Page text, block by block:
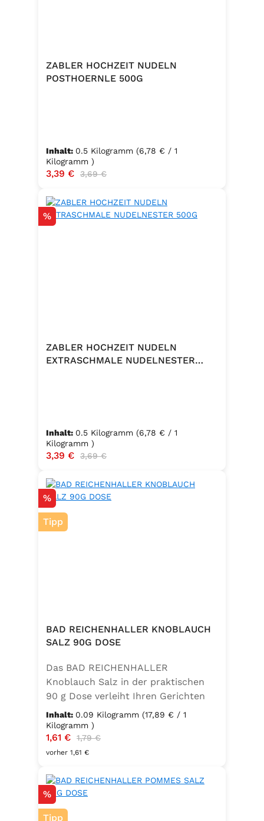
ZABLER HOCHZEIT NUDELN
POSTHOERNLE 500G
Inhalt: 0.5 Kilogramm (6,78 € / 1
Kilogramm )
Verkaufspreis:
3,39 € Regulärer Preis:
3,69 €
Rabatt
%
ZABLER HOCHZEIT NUDELN
EXTRASCHMALE NUDELNESTER
Inhalt: 0.5 Kilogramm (6,78 € / 1
Kilogramm )
Verkaufspreis:
3,39 € Regulärer Preis:
3,69 €
Rabatt
%
Tipp
BAD REICHENHALLER KNOBLAUCH
SALZ 90G DOSE
Das BAD REICHENHALLER
Knoblauch Salz in der praktischen
90 g Dose verleiht Ihren Gerichten
einen vollmundigen, aromatischen
Knoblauchgeschmack. Hergestellt
ohne Geschmacksverstärker, zu 100
% vegan und glutenfrei – ideal für
zum Würzen von Pasta, Fleisch,
Fisch, Gemüse und mediterranen
Speisen. Zutaten:Siedesalz, 10 %
Inhalt: 0.09 Kilogramm (17,89 € / 1
Kilogramm )
Verkaufspreis:
1,61 € Regulärer Preis:
1,79 €
vorher 1,61 €
Rabatt
%
Tipp